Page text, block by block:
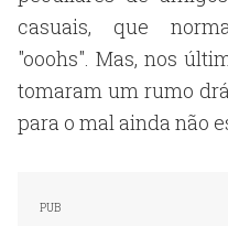
casuais, que
"ooohs". Mas, nos
tomaram um rumo
para o mal ainda não